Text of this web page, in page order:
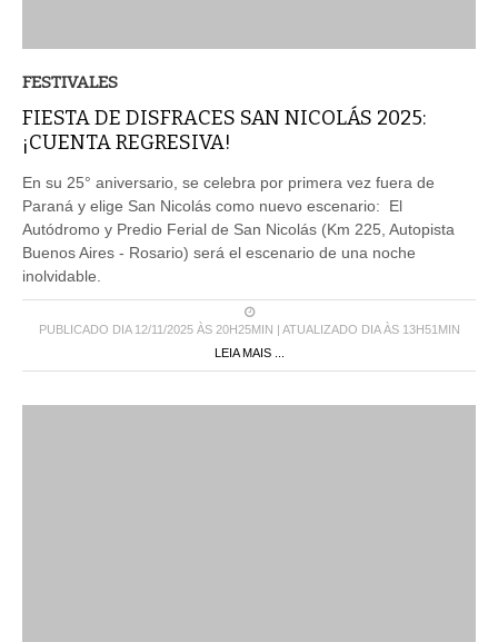
FESTIVALES
FIESTA DE DISFRACES SAN NICOLÁS 2025:
¡CUENTA REGRESIVA!
En su 25° aniversario, se celebra por primera vez fuera de
Paraná y elige San Nicolás como nuevo escenario: El
Autódromo y Predio Ferial de San Nicolás (Km 225, Autopista
Buenos Aires - Rosario) será el escenario de una noche
inolvidable.
PUBLICADO DIA 12/11/2025 ÀS 20H25MIN | ATUALIZADO DIA ÀS 13H51MIN
LEIA MAIS ...